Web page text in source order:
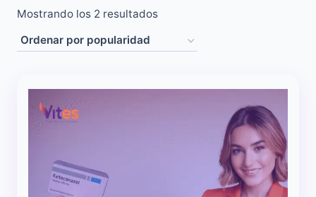
Mostrando los 2 resultadosOrdenado
popularidad